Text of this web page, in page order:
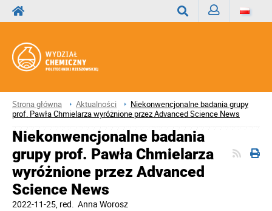
Strona główna Aktualności
Niekonwencjonalne badania grupy
prof. Pawła Chmielarza wyróżnione przez Advanced Science News
Niekonwencjonalne badania
grupy prof. Pawła Chmielarza
wyróżnione przez Advanced
Science News
2022-11-25, red. Anna Worosz